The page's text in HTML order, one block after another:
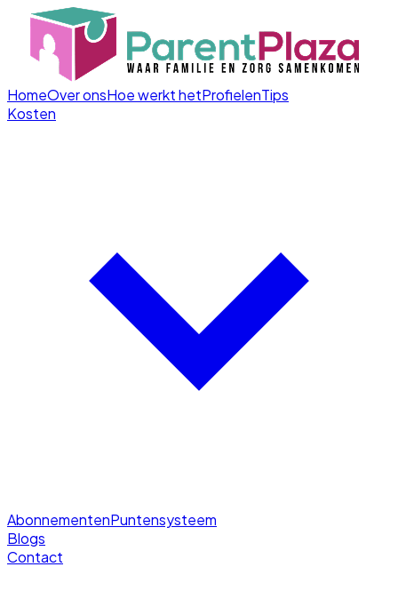
HomeOver onsHoe werkt hetProfielenTips
Kosten
AbonnementenPuntensysteem
Blogs
Contact